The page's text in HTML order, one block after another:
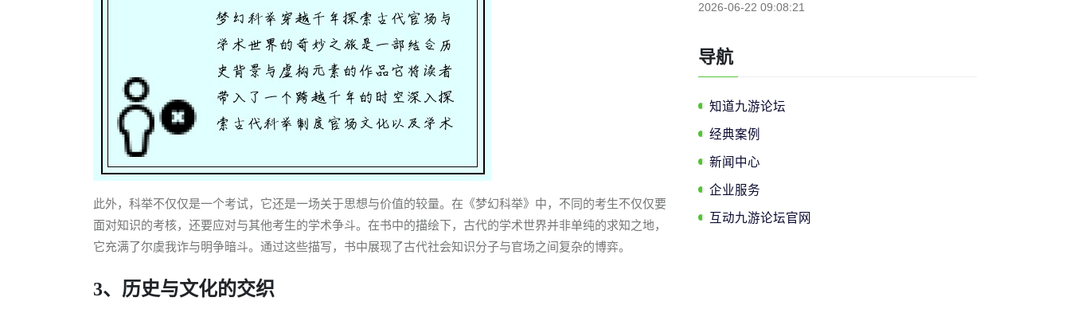
此外，科举不仅仅是一个考试，它还是一场关于思想与价值的较量。在《梦幻科举》中，不同的考生不仅仅要
面对知识的考核，还要应对与其他考生的学术争斗。在书中的描绘下，古代的学术世界并非单纯的求知之地，
它充满了尔虞我诈与明争暗斗。通过这些描写，书中展现了古代社会知识分子与官场之间复杂的博弈。
3、历史与文化的交织
2026-06-22 09:08:21
导航
知道九游论坛
经典案例
新闻中心
企业服务
互动九游论坛官网